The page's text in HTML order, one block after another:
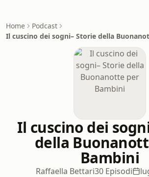
Home
Podcast
Il cuscino dei sogni– Storie della
Il cuscino dei
della
Bambini
Raffaella Bettari30 Episodi